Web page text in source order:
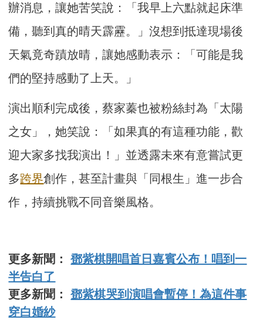
辦消息，讓她苦笑說：「我早上六點就起床準
備，聽到真的晴天霹靂。」沒想到抵達現場後
天氣竟奇蹟放晴，讓她感動表示：「可能是我
們的堅持感動了上天。」
演出順利完成後，蔡家蓁也被粉絲封為「太陽
之女」，她笑說：「如果真的有這種功能，歡
迎大家多找我演出！」並透露未來有意嘗試更
多跨界創作，甚至計畫與「同根生」進一步合
作，持續挑戰不同音樂風格。
更多新聞：鄧紫棋開唱首日嘉賓公布！唱到一
半告白了
更多新聞：鄧紫棋哭到演唱會暫停！為這件事
穿白婚紗